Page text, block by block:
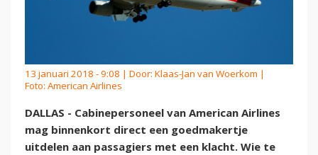
13 januari 2018 - 9:08 | Door: Klaas-Jan van Woerkom |
Foto: American Airlines
DALLAS - Cabinepersoneel van American Airlines
mag binnenkort direct een goedmakertje
uitdelen aan passagiers met een klacht. Wie te